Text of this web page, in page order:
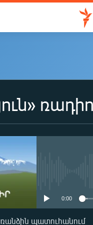
0:00
պատուհանում